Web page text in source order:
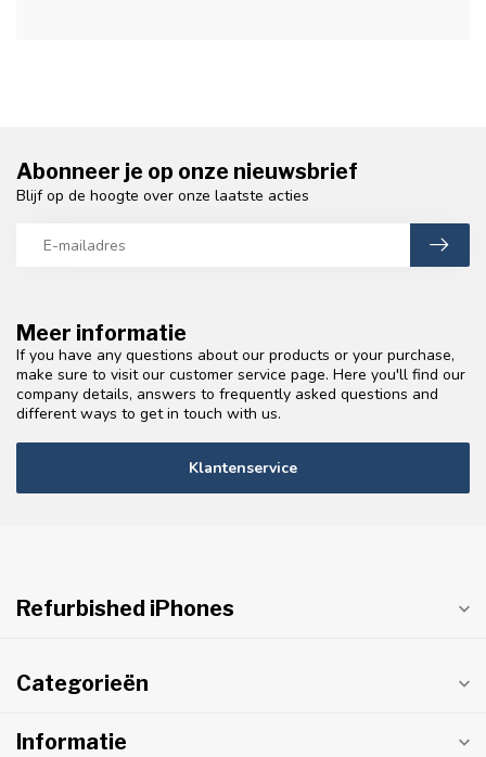
Meer informatie
If you have any questions about our products or your purchase,
make sure to visit our customer service page. Here you'll find our
company details, answers to frequently asked questions and
different ways to get in touch with us.
Klantenservice
Abonneer je op onze nieuwsbrief
Blijf op de hoogte over onze laatste acties
Refurbished iPhones
Categorieën
Informatie